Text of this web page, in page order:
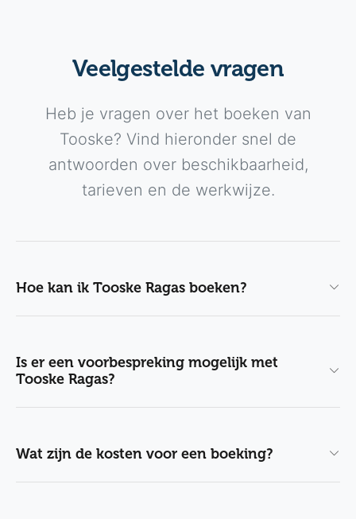
Veelgestelde vragen
Heb je vragen over het boeken van
Tooske? Vind hieronder snel de
antwoorden over beschikbaarheid,
tarieven en de werkwijze.
Hoe kan ik Tooske Ragas boeken?
Is er een voorbespreking mogelijk met
Tooske Ragas?
Wat zijn de kosten voor een boeking?